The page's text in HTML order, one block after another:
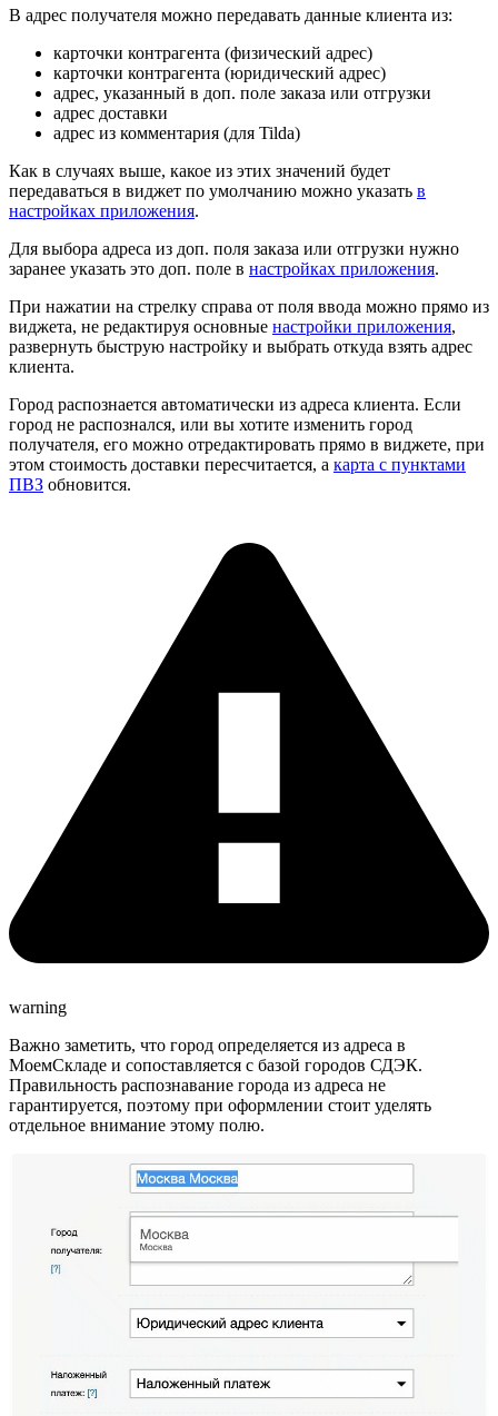
В адрес получателя можно передавать данные клиента из:‌
карточки контрагента (физический адрес)
карточки контрагента (юридический адрес)
адрес, указанный в доп. поле заказа или отгрузки
адрес доставки
адрес из комментария (для Tilda)
Как в случаях выше, какое из этих значений будет
передаваться в виджет по умолчанию можно указать в
настройках приложения.
Для выбора адреса из доп. поля заказа или отгрузки нужно
заранее указать это доп. поле в настройках приложения.
При нажатии на стрелку справа от поля ввода можно прямо из
виджета, не редактируя основные настройки приложения,
развернуть быструю настройку и выбрать откуда взять адрес
клиента.
Город распознается автоматически из адреса клиента. Если
город не распознался, или вы хотите изменить город
получателя, его можно отредактировать прямо в виджете, при
этом стоимость доставки пересчитается, а карта с пунктами
ПВЗ обновится.
warning
Важно заметить, что город определяется из адреса в
МоемСкладе и сопоставляется с базой городов СДЭК.
Правильность распознавание города из адреса не
гарантируется, поэтому при оформлении стоит уделять
отдельное внимание этому полю.